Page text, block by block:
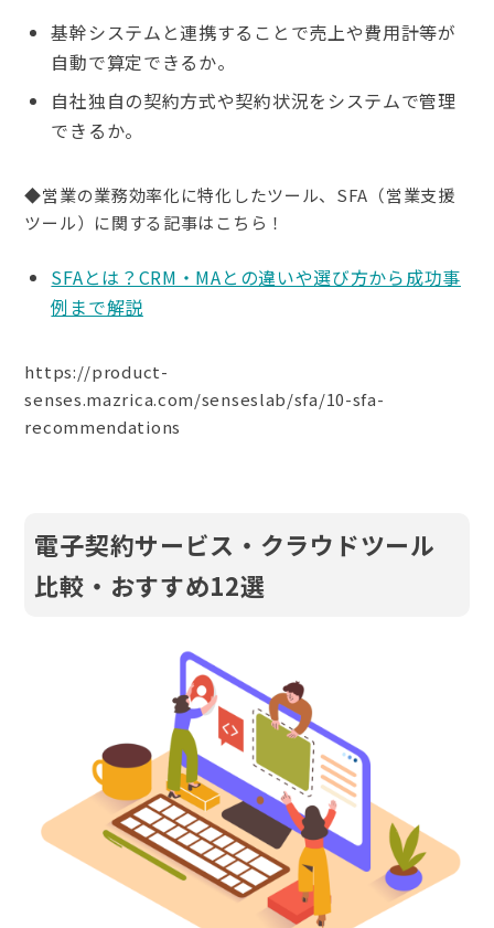
基幹システムと連携することで売上や費用計等が
自動で算定できるか。
自社独自の契約方式や契約状況をシステムで管理
できるか。
◆営業の業務効率化に特化したツール、SFA（営業支援
ツール）に関する記事はこちら！
SFAとは？CRM・MAとの違いや選び方から成功事
例まで解説
https://product-
senses.mazrica.com/senseslab/sfa/10-sfa-
recommendations
電子契約サービス・クラウドツール
比較・おすすめ12選